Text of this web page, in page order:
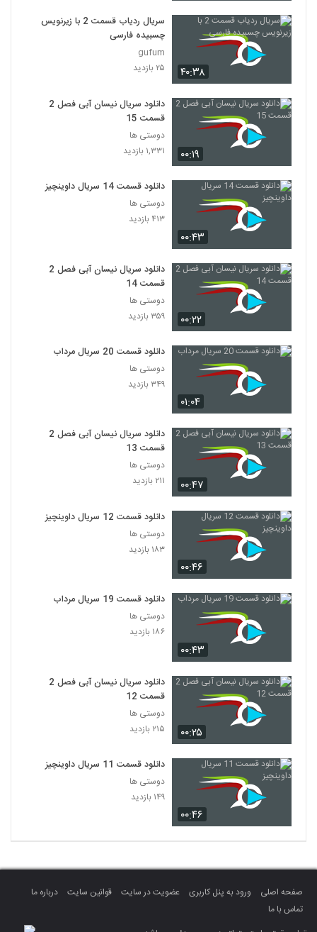
۴۰:۳۸
سریال ردیاب قسمت 2 با زیرنویس
چسبیده فارسی
gufum
۲۵ بازدید
۰۰:۱۹
دانلود سریال نیسان آبی فصل 2
قسمت 15
دوستی ها
۱,۳۳۱ بازدید
۰۰:۴۳
دانلود قسمت 14 سریال داوینچیز
دوستی ها
۴۱۳ بازدید
۰۰:۲۲
دانلود سریال نیسان آبی فصل 2
قسمت 14
دوستی ها
۳۵۹ بازدید
۰۱:۰۴
دانلود قسمت 20 سریال مرداب
دوستی ها
۳۴۹ بازدید
۰۰:۴۷
دانلود سریال نیسان آبی فصل 2
قسمت 13
دوستی ها
۲۱۱ بازدید
۰۰:۴۶
دانلود قسمت 12 سریال داوینچیز
دوستی ها
۱۸۳ بازدید
۰۰:۴۳
دانلود قسمت 19 سریال مرداب
دوستی ها
۱۸۶ بازدید
۰۰:۲۵
دانلود سریال نیسان آبی فصل 2
قسمت 12
دوستی ها
۲۱۵ بازدید
۰۰:۴۶
دانلود قسمت 11 سریال داوینچیز
دوستی ها
۱۴۹ بازدید
صفحه اصلی ورود به پنل کاربری عضویت در سایت قوانین سایت
درباره ما
تماس با ما